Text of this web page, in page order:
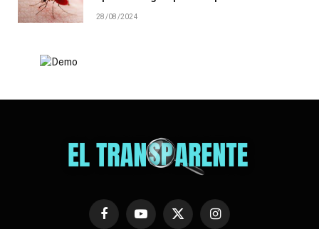
28/08/2024
FacebookYouTubeX
Instagram